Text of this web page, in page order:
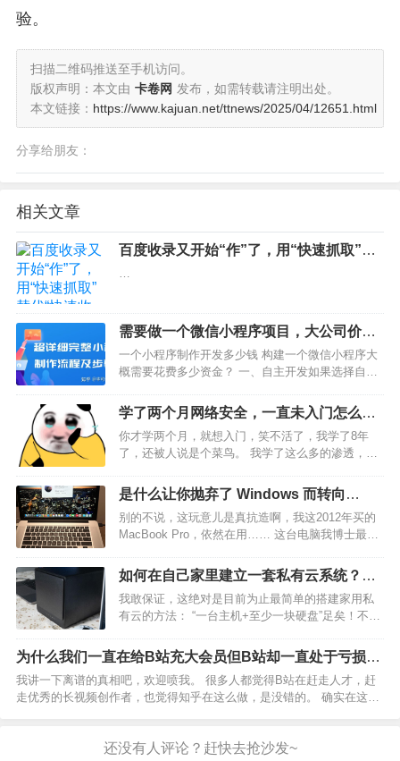
验。
扫描二维码推送至手机访问。
版权声明：本文由 卡卷网 发布，如需转载请注明出处。
本文链接： https://www.kajuan.net/ttnews/2025/04/12651.html
分享给朋友：
相关文章
百度收录又开始“作”了，用“快速抓取”替
…
需要做一个微信小程序项目，大公司价格
太高怎么办？
一个小程序制作开发多少钱 构建一个微信小程序大
概需要花费多少资金？ 一、自主开发如果选择自主
300 /年 域名费用： 30 - 80 /年 服务器费用： 600 -
3000 /年 这么一…
学了两个月网络安全，一直未入门怎么
办，知乎大佬们给些建议吧？
你才学两个月，就想入门，笑不活了，我学了8年
了，还被人说是个菜鸟。 我学了这么多的渗透，依
ailx10：学习PHP XXE漏洞 ailx10：学习CORS漏洞
ailx10：学习Cl…
是什么让你抛弃了 Windows 而转向
Mac？
别的不说，这玩意儿是真抗造啊，我这2012年买的
MacBook Pro，依然在用…… 这台电脑我博士最后
写论文，工作之后就变成生活和娱乐了，因为我一
直用架子和外接键盘（颈椎不好）所以电脑看…
如何在自己家里建立一套私有云系统？需
要哪些设备？
我敢保证，这绝对是目前为止最简单的搭建家用私
有云的方法： “一台主机+至少一块硬盘”足矣！不需
不到就能搭建好，帮你成功打开文件云储存新世界
的大门！还在单纯依靠网盘进行文件存储的朋友，
不是我吐槽哈，…
为什么我们一直在给B站充大会员但B站却一直处于亏损状
态？
我讲一下离谱的真相吧，欢迎喷我。 很多人都觉得B站在赶走人才，赶
走优秀的长视频创作者，也觉得知乎在这么做，是没错的。 确实在这么